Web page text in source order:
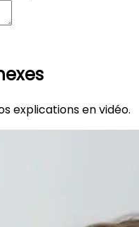
explications en vidéo.